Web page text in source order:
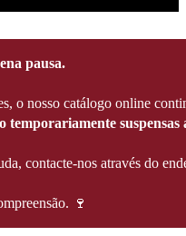
pausa.
o nosso catálogo online
temporariamente suspensas
contacte-nos através do
🍷